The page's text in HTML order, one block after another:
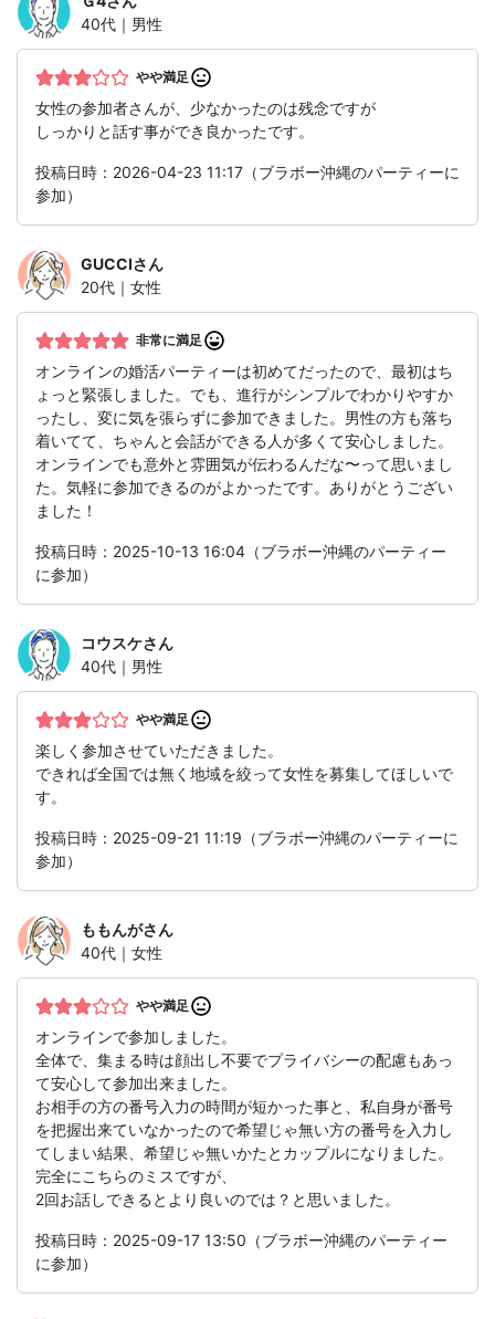
40代｜男性
やや満足
女性の参加者さんが、少なかったのは残念ですが
しっかりと話す事ができ良かったです。
投稿日時：2026-04-23 11:17（ブラボー沖縄のパーティーに
参加）
GUCCIさん
20代｜女性
非常に満足
オンラインの婚活パーティーは初めてだったので、最初はち
ょっと緊張しました。でも、進行がシンプルでわかりやすか
ったし、変に気を張らずに参加できました。男性の方も落ち
着いてて、ちゃんと会話ができる人が多くて安心しました。
オンラインでも意外と雰囲気が伝わるんだな〜って思いまし
た。気軽に参加できるのがよかったです。ありがとうござい
ました！
投稿日時：2025-10-13 16:04（ブラボー沖縄のパーティー
に参加）
コウスケさん
40代｜男性
やや満足
楽しく参加させていただきました。
できれば全国では無く地域を絞って女性を募集してほしいで
す。
投稿日時：2025-09-21 11:19（ブラボー沖縄のパーティーに
参加）
ももんがさん
40代｜女性
やや満足
オンラインで参加しました。
全体で、集まる時は顔出し不要でプライバシーの配慮もあっ
て安心して参加出来ました。
お相手の方の番号入力の時間が短かった事と、私自身が番号
を把握出来ていなかったので希望じゃ無い方の番号を入力し
てしまい結果、希望じゃ無いかたとカップルになりました。
完全にこちらのミスですが、
2回お話しできるとより良いのでは？と思いました。
投稿日時：2025-09-17 13:50（ブラボー沖縄のパーティー
に参加）